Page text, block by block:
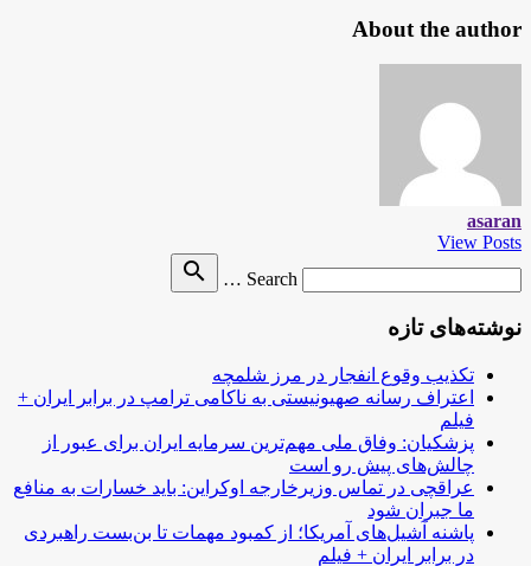
About the author
asaran
View Posts
Search …
search
نوشته‌های تازه
تکذیب وقوع انفجار در مرز شلمچه
اعتراف رسانه صهیونیستی به ناکامی ترامپ در برابر ایران +
فیلم
پزشکیان: وفاق ملی مهم‌ترین سرمایه ایران برای عبور از
چالش‌های پیش رو است
عراقچی در تماس وزیرخارجه اوکراین: باید خسارات به منافع
ما جبران شود
پاشنه آشیل‌های آمریکا؛ از کمبود مهمات تا بن‌بست راهبردی
در برابر ایران + فیلم